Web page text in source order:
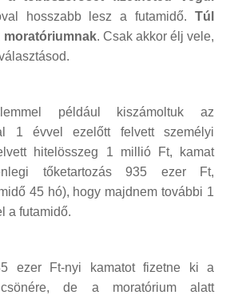
hosszabb lesz a futamidő. Túl
moratóriumnak. Csak akkor élj vele,
például kiszámoltuk az
1 évvel ezelőtt felvett személyi
hitelösszeg 1 millió Ft, kamat
tőketartozás 935 ezer Ft,
45 hó), hogy majdnem további 1
a futamidő.
ezer Ft-nyi kamatot fizetne ki a
de a moratórium alatt